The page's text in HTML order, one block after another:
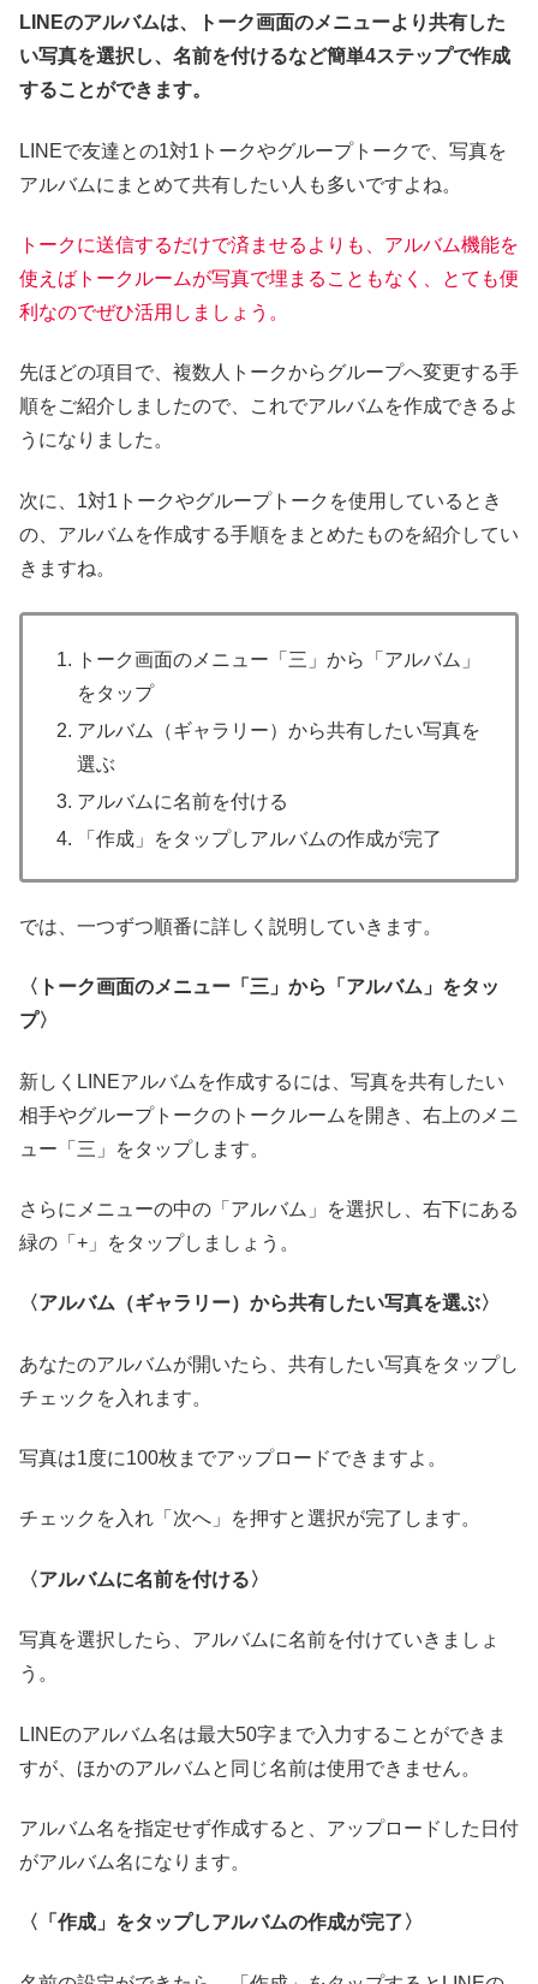
LINEのアルバムは、トーク画面のメニューより共有した
い写真を選択し、名前を付けるなど簡単4ステップで作成
することができます。
LINEで友達との1対1トークやグループトークで、写真を
アルバムにまとめて共有したい人も多いですよね。
トークに送信するだけで済ませるよりも、アルバム機能を
使えばトークルームが写真で埋まることもなく、とても便
利なのでぜひ活用しましょう。
先ほどの項目で、複数人トークからグループへ変更する手
順をご紹介しましたので、これでアルバムを作成できるよ
うになりました。
次に、1対1トークやグループトークを使用しているとき
の、アルバムを作成する手順をまとめたものを紹介してい
きますね。
トーク画面のメニュー「三」から「アルバム」
をタップ
アルバム（ギャラリー）から共有したい写真を
選ぶ
アルバムに名前を付ける
「作成」をタップしアルバムの作成が完了
では、一つずつ順番に詳しく説明していきます。
〈トーク画面のメニュー「三」から「アルバム」をタッ
プ〉
新しくLINEアルバムを作成するには、写真を共有したい
相手やグループトークのトークルームを開き、右上のメニ
ュー「三」をタップします。
さらにメニューの中の「アルバム」を選択し、右下にある
緑の「+」をタップしましょう。
〈アルバム（ギャラリー）から共有したい写真を選ぶ〉
あなたのアルバムが開いたら、共有したい写真をタップし
チェックを入れます。
写真は1度に100枚までアップロードできますよ。
チェックを入れ「次へ」を押すと選択が完了します。
〈アルバムに名前を付ける〉
写真を選択したら、アルバムに名前を付けていきましょ
う。
LINEのアルバム名は最大50字まで入力することができま
すが、ほかのアルバムと同じ名前は使用できません。
アルバム名を指定せず作成すると、アップロードした日付
がアルバム名になります。
〈「作成」をタップしアルバムの作成が完了〉